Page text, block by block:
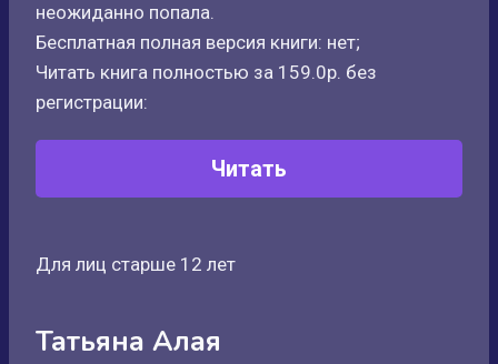
неожиданно попала.
Бесплатная полная версия книги: нет;
Читать книга полностью за 159.0р. без
регистрации:
Читать
Для лиц старше 12 лет
Татьяна Алая